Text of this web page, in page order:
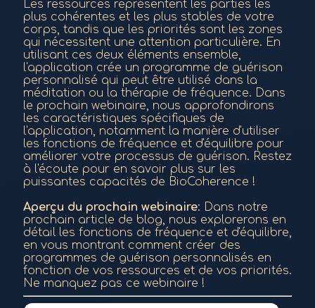
Les ressources représentent les parties les
plus cohérentes et les plus stables de votre
corps, tandis que les priorités sont les zones
qui nécessitent une attention particulière. En
utilisant ces deux éléments ensemble,
l'application crée un programme de guérison
personnalisé qui peut être utilisé dans la
méditation ou la thérapie de fréquence. Dans
le prochain webinaire, nous approfondirons
les caractéristiques spécifiques de
l'application, notamment la manière d'utiliser
les fonctions de fréquence et d'équilibre pour
améliorer votre processus de guérison. Restez
à l'écoute pour en savoir plus sur les
puissantes capacités de BioCoherence !
Aperçu du prochain webinaire: Dans notre
prochain article de blog, nous explorerons en
détail les fonctions de fréquence et d'équilibre,
en vous montrant comment créer des
programmes de guérison personnalisés en
fonction de vos ressources et de vos priorités.
Ne manquez pas ce webinaire !